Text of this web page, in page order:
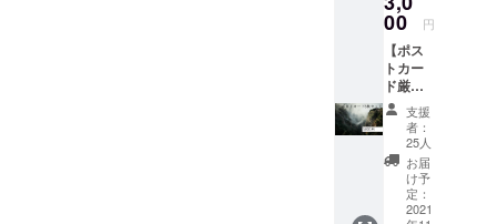
とも
に、ご
ゆっく
り鑑賞
してく
ださ
い。 ※
支援後
に届く
メール
にてご
本人確
期間中
だけ1杯
無料で
す） ・
ポスト
カード
がセッ
トに
なっ
た、
Lichtさ
んの
00 円
【ポス
トカー
ド厳選6
枚
組！】
今回展
示する
写真の
中か
ら、特
支援
者：
25人
お届
け予
定：
2021